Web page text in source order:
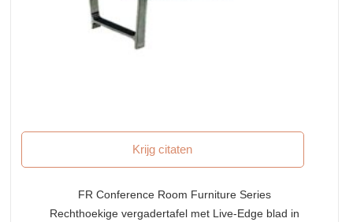
Krijg citaten
FR Conference Room Furniture Series
Rechthoekige vergadertafel met Live-Edge blad in